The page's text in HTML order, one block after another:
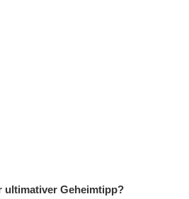
ultimativer Geheimtipp?